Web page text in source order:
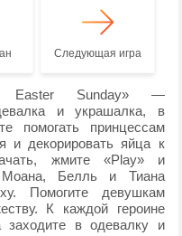
Следующая игра
Easter Sunday» —
и украшалка, в
помогать принцессам
и декорировать яйца к
жмите «Play» и
Моана, Белль и Тиана
Помогите девушкам
К каждой героине
в одевалку и